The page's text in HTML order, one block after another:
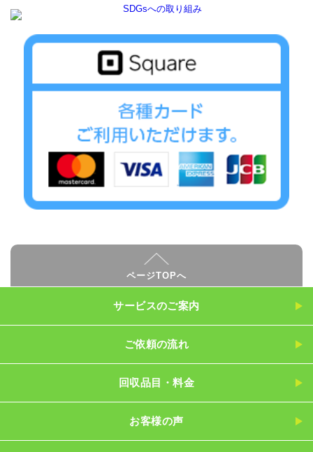
ページTOPへ
サービスのご案内
ご依頼の流れ
回収品目・料金
お客様の声